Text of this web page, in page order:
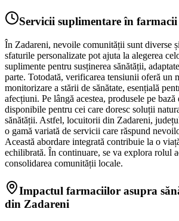
Servicii suplimentare în
În Zadareni, nevoile comunității sunt diverse
sfaturile personalizate pot ajuta la alegerea
suplimente pentru susținerea sănătății,
parte. Totodată, verificarea tensiunii oferă un
monitorizare a stării de sănătate, esențială
afecțiuni. Pe lângă acestea, produsele pe bază
disponibile pentru cei care doresc soluții
sănătății. Astfel, locuitorii din Zadareni,
o gamă variată de servicii care răspund
Această abordare integrată contribuie la o
echilibrată. În continuare, se va explora rolul
consolidarea comunității locale.
Impactul farmaciilor asupra
din Zadareni